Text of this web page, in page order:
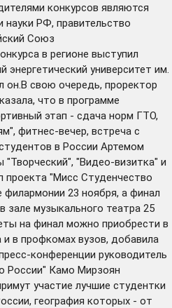
конкурсов являются
науки РФ, правительство
Союз
в регионе выступил
энергетический университет им.
он.В свою очередь, проректор
что в программе
этап - сдача норм ГТО,
фитнес-вечер, встреча с
в России Артемом
"Видео-визитка" и
проекта "Мисс Студенчество
23 ноября, а финал
зале музыкального театра 25
на финал можно приобрести в
и в профкомах вузов, добавила
конференции руководитель
России" Камо Мирзоян
участие лучшие студентки
география которых - от